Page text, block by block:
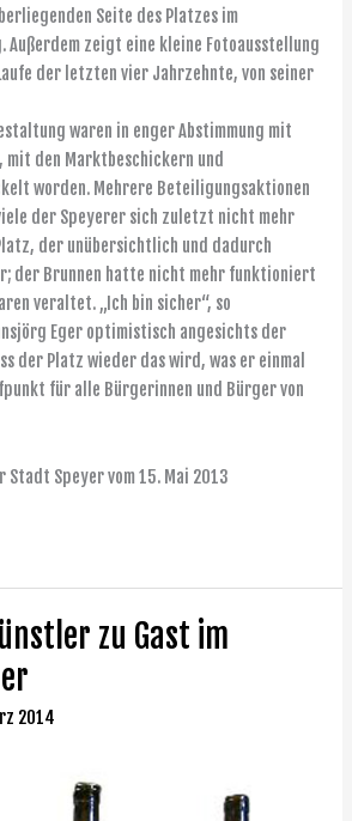
Seite des Platzes im
Außerdem zeigt eine kleine Fotoausstellung
der letzten vier Jahrzehnte, von seiner
waren in enger Abstimmung mit
mit den Marktbeschickern und
worden. Mehrere Beteiligungsaktionen
der Speyerer sich zuletzt nicht mehr
der unübersichtlich und dadurch
der Brunnen hatte nicht mehr funktioniert
veraltet. „Ich bin sicher“, so
Eger optimistisch angesichts der
der Platz wieder das wird, was er einmal
für alle Bürgerinnen und Bürger von
Speyer vom 15. Mai 2013
zu Gast im
2014